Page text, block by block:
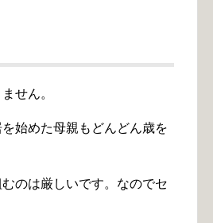
せん。
始めた母親もどんどん歳を
のは厳しいです。なのでセ